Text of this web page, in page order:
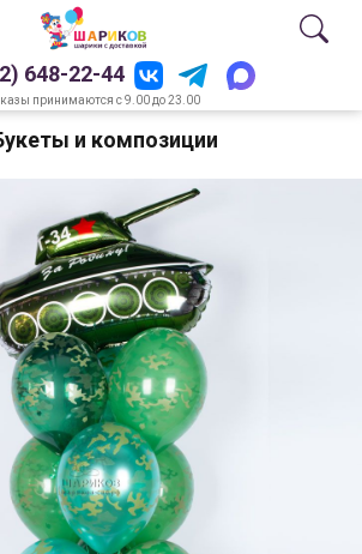
648-22-44
принимаются с 9.00 до 23.00
и композиции